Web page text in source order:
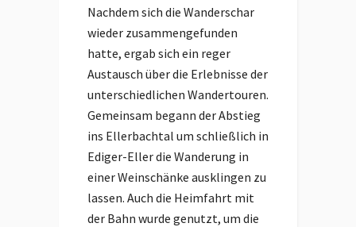
Nachdem sich die Wanderschar
wieder zusammengefunden
hatte, ergab sich ein reger
Austausch über die Erlebnisse der
unterschiedlichen Wandertouren.
Gemeinsam begann der Abstieg
ins Ellerbachtal um schließlich in
Ediger-Eller die Wanderung in
einer Weinschänke ausklingen zu
lassen. Auch die Heimfahrt mit
der Bahn wurde genutzt, um die